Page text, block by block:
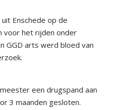
Enschede op de
voor het rijden onder
GGD arts werd bloed van
een drugspand aan
3 maanden gesloten.